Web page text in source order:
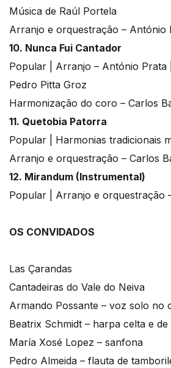
Música de Raúl Portela
Arranjo e orquestração – António
10. Nunca Fui Cantador
Popular | Arranjo – António Prata
Pedro Pitta Groz
Harmonização do coro – Carlos
11. Quetobia Patorra
Popular | Harmonias tradicionais
Arranjo e orquestração – Carlos
12. Mirandum (Instrumental)
Popular | Arranjo e orquestração
OS CONVIDADOS
Las Çarandas
Cantadeiras do Vale do Neiva
Armando Possante – voz solo no
Beatrix Schmidt – harpa celta e
María Xosé Lopez – sanfona
Pedro Almeida – flauta de